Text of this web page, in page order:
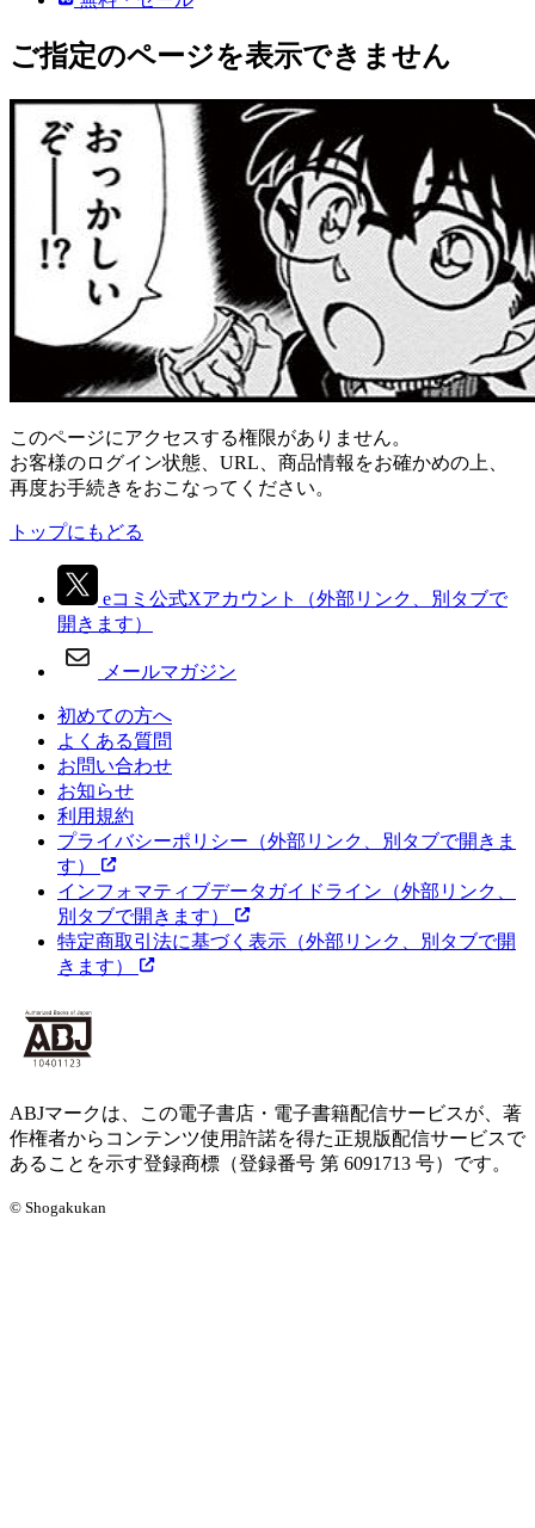
ご指定のページを表示できません
このページにアクセスする権限がありません。
お客様のログイン状態、URL、商品情報をお確かめの上、
再度お手続きをおこなってください。
トップにもどる
eコミ公式Xアカウント
（外部リンク、別タブで
開きます）
メールマガジン
初めての方へ
よくある質問
お問い合わせ
お知らせ
利用規約
プライバシーポリシー （外部リンク、別タブで開きま
す）
インフォマティブデータガイドライン （外部リンク、
別タブで開きます）
特定商取引法に基づく表示 （外部リンク、別タブで開
きます）
ABJマークは、この電子書店・電子書籍配信サービスが、著
作権者からコンテンツ使用許諾を得た正規版配信サービスで
あることを示す登録商標（登録番号 第 6091713 号）です。
© Shogakukan